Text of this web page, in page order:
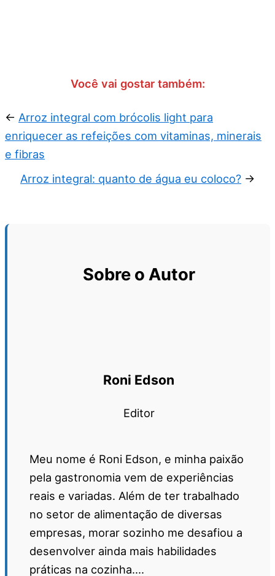
Você vai gostar também:
← Arroz integral com brócolis light para
enriquecer as refeições com vitaminas, minerais
e fibras
Arroz integral: quanto de água eu coloco? →
Sobre o Autor
Roni Edson
Editor
Meu nome é Roni Edson, e minha paixão
pela gastronomia vem de experiências
reais e variadas. Além de ter trabalhado
no setor de alimentação de diversas
empresas, morar sozinho me desafiou a
desenvolver ainda mais habilidades
práticas na cozinha....